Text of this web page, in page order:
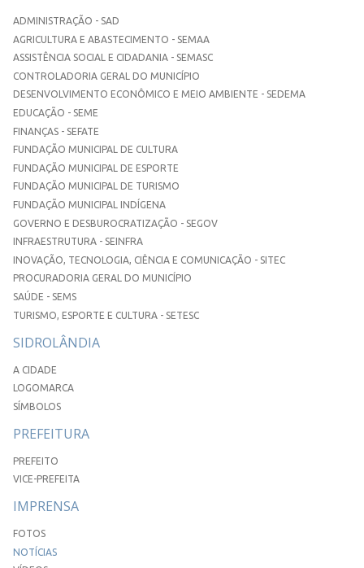
ADMINISTRAÇÃO - SAD
AGRICULTURA E ABASTECIMENTO - SEMAA
ASSISTÊNCIA SOCIAL E CIDADANIA - SEMASC
CONTROLADORIA GERAL DO MUNICÍPIO
DESENVOLVIMENTO ECONÔMICO E MEIO AMBIENTE - SEDEMA
EDUCAÇÃO - SEME
FINANÇAS - SEFATE
FUNDAÇÃO MUNICIPAL DE CULTURA
FUNDAÇÃO MUNICIPAL DE ESPORTE
FUNDAÇÃO MUNICIPAL DE TURISMO
FUNDAÇÃO MUNICIPAL INDÍGENA
GOVERNO E DESBUROCRATIZAÇÃO - SEGOV
INFRAESTRUTURA - SEINFRA
INOVAÇÃO, TECNOLOGIA, CIÊNCIA E COMUNICAÇÃO - SITEC
PROCURADORIA GERAL DO MUNICÍPIO
SAÚDE - SEMS
TURISMO, ESPORTE E CULTURA - SETESC
SIDROLÂNDIA
A CIDADE
LOGOMARCA
SÍMBOLOS
PREFEITURA
PREFEITO
VICE-PREFEITA
IMPRENSA
FOTOS
NOTÍCIAS